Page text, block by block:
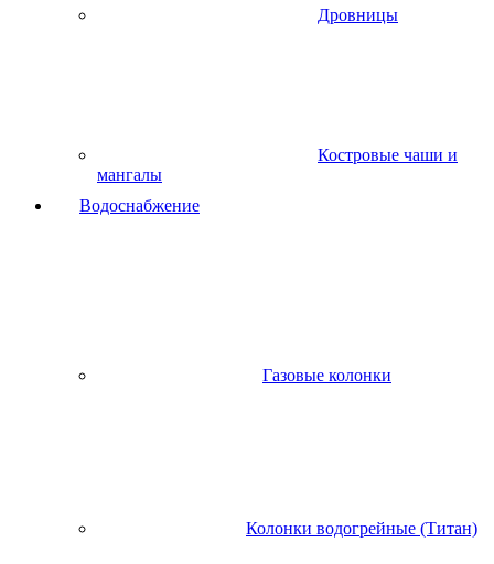
Дровницы
Костровые чаши и
мангалы
Водоснабжение
Газовые колонки
Колонки водогрейные (Титан)